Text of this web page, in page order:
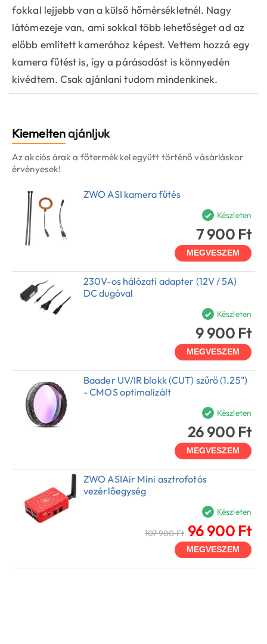
fokkal lejjebb van a külső hőmérsékletnél. Nagy
látómezeje van, ami sokkal több lehetőséget ad az
előbb említett kamerához képest. Vettem hozzá egy
kamera fűtést is, így a párásodást is könnyedén
kivédtem. Csak ajánlani tudom mindenkinek.
Kiemeltenajánljuk
Az akciós árak a főtermékkel együtt történő vásárláskor
érvényesek!
ZWO ASI kamera fűtés
Készleten
7 900 Ft
MEGVESZEM
230V-os hálózati adapter (12V / 5A)
DC dugóval
Készleten
9 900 Ft
MEGVESZEM
Baader UV/IR blokk (CUT) szűrő (1.25")
- CMOS optimalizált
Készleten
26 900 Ft
MEGVESZEM
ZWO ASIAir Mini asztrofotós
vezérlőegység
Készleten
107 900 Ft 96 900 Ft
MEGVESZEM